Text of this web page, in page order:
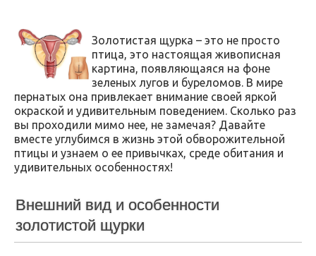
Золотистая щурка – это не просто
птица, это настоящая живописная
картина, появляющаяся на фоне
зеленых лугов и буреломов. В мире
пернатых она привлекает внимание своей яркой
окраской и удивительным поведением. Сколько раз
вы проходили мимо нее, не замечая? Давайте
вместе углубимся в жизнь этой обворожительной
птицы и узнаем о ее привычках, среде обитания и
удивительных особенностях!
Внешний вид и особенности
золотистой щурки